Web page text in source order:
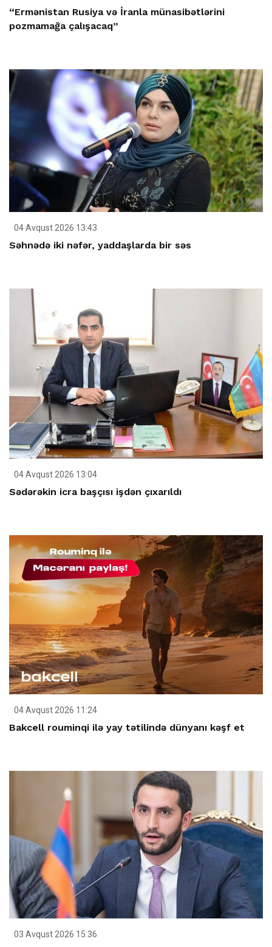
“Ermənistan Rusiya və İranla münasibətlərini
pozmamağa çalışacaq”
04 Avqust 2026 13:43
Səhnədə iki nəfər, yaddaşlarda bir səs
04 Avqust 2026 13:04
Sədərəkin icra başçısı işdən çıxarıldı
04 Avqust 2026 11:24
Bakcell rouminqi ilə yay tətilində dünyanı kəşf et
03 Avqust 2026 15:36